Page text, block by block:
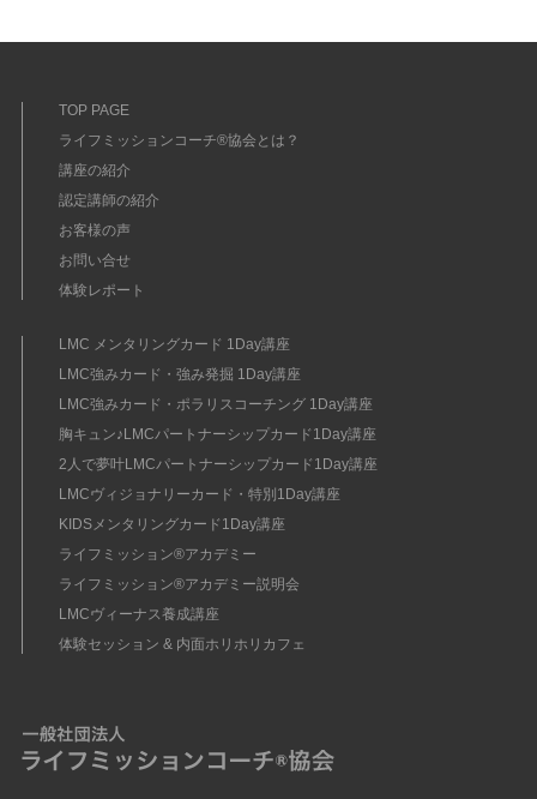
TOP PAGE
ライフミッションコーチ®協会とは？
講座の紹介
認定講師の紹介
お客様の声
お問い合せ
体験レポート
LMC メンタリングカード 1Day講座
LMC強みカード・強み発掘 1Day講座
LMC強みカード・ポラリスコーチング 1Day講座
胸キュン♪LMCパートナーシップカード1Day講座
2人で夢叶LMCパートナーシップカード1Day講座
LMCヴィジョナリーカード・特別1Day講座
KIDSメンタリングカード1Day講座
ライフミッション®︎アカデミー
ライフミッション®︎アカデミー説明会
LMCヴィーナス養成講座
体験セッション & 内面ホリホリカフェ